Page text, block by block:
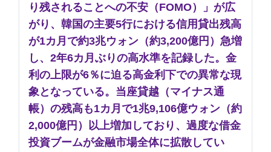
り残されることへの不安（FOMO）」が広
がり、韓国の主要5行における信用貸出残高
が1カ月で約3兆ウォン（約3,200億円）急増
し、2年6カ月ぶりの高水準を記録した。金
利の上限が6％に迫る高金利下での異常な現
象となっている。当座貸越（マイナス通
帳）の残高も1カ月で1兆9,106億ウォン（約
2,000億円）以上増加しており、過度な借金
投資ブームが金融市場全体に拡散してい